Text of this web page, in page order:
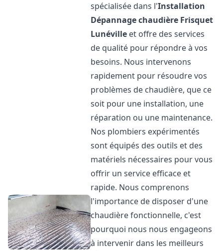
spécialisée dans l'Installation
Dépannage chaudière Frisquet
Lunéville et offre des services
de qualité pour répondre à vos
besoins. Nous intervenons
rapidement pour résoudre vos
problèmes de chaudière, que ce
soit pour une installation, une
réparation ou une maintenance.
Nos plombiers expérimentés
sont équipés des outils et des
matériels nécessaires pour vous
offrir un service efficace et
rapide. Nous comprenons
l'importance de disposer d'une
chaudière fonctionnelle, c'est
pourquoi nous nous engageons
à intervenir dans les meilleurs